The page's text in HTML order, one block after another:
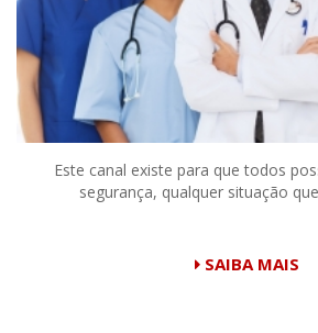
Este canal existe para que todos
segurança, qualquer situação
SAIBA MAIS